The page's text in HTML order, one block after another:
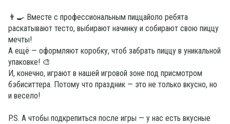
👨‍🍳 Вместе с профессиональным пиццайоло ребята
раскатывают тесто, выбирают начинку и собирают свою пиццу
мечты!
А ещё — оформляют коробку, чтоб забрать пиццу в уникальной
упаковке! 🎨
И, конечно, играют в нашей игровой зоне под присмотром
бэбиситтера. Потому что праздник — это не только вкусно, но
и весело!
P.S. А чтобы подкрепиться после игры — у нас есть вкусные